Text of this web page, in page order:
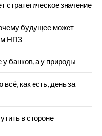
стратегическое значение
будущее может
НПЗ
банков, а у природы
как есть, день за
в стороне